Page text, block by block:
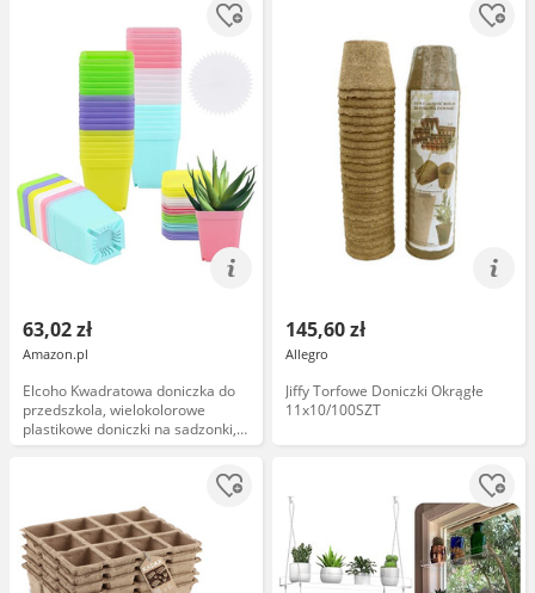
63,02 zł
Amazon.pl
Elcoho Kwadratowa doniczka do
przedszkola, wielokolorowe
plastikowe doniczki na sadzonki,
doniczki na kwiaty, do
z podstawką, do pokoju, ogrodu,
biura i balkonu, 36
145,60 zł
Allegro
Jiffy Torfowe Doniczki Okrągłe
11x10/100SZT